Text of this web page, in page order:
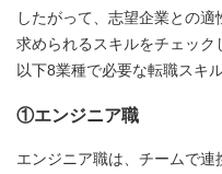
したがって、志望企業との
求められるスキルをチェック
以下8業種で必要な転職スキ
①エンジニア職
エンジニア職は、チームで